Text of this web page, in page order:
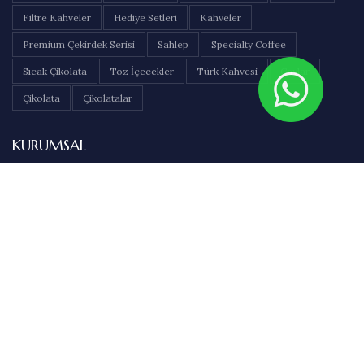
Filtre Kahveler Hediye Setleri Kahveler
Premium Çekirdek Serisi Sahlep Specialty Coffee
Sıcak Çikolata Toz İçecekler Türk Kahvesi Çaylar
Çikolata Çikolatalar
KURUMSAL